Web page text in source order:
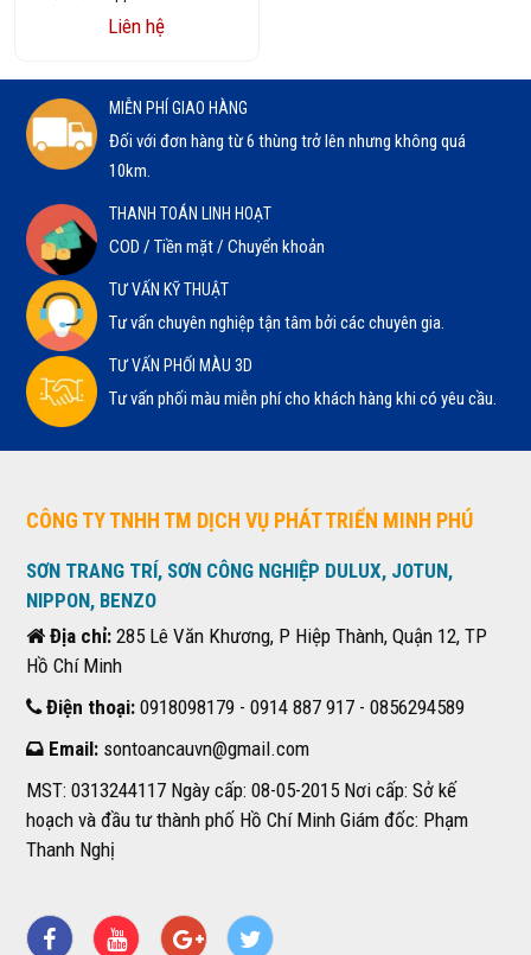
Liên hệ
MIỄN PHÍ GIAO HÀNG
Đối với đơn hàng từ 6 thùng trở lên nhưng không quá
10km.
THANH TOÁN LINH HOẠT
COD / Tiền mặt / Chuyển khoản
TƯ VẤN KỸ THUẬT
Tư vấn chuyên nghiệp tận tâm bởi các chuyên gia.
TƯ VẤN PHỐI MÀU 3D
Tư vấn phối màu miễn phí cho khách hàng khi có yêu cầu.
CÔNG TY TNHH TM DỊCH VỤ PHÁT TRIỂN MINH PHÚ
SƠN TRANG TRÍ, SƠN CÔNG NGHIỆP DULUX, JOTUN,
NIPPON, BENZO
Địa chỉ: 285 Lê Văn Khương, P Hiệp Thành, Quận 12, TP
Hồ Chí Minh
Điện thoại: 0918098179 - 0914 887 917 - 0856294589
Email: sontoancauvn@gmail.com
MST: 0313244117 Ngày cấp: 08-05-2015 Nơi cấp: Sở kế
hoạch và đầu tư thành phố Hồ Chí Minh Giám đốc: Phạm
Thanh Nghị